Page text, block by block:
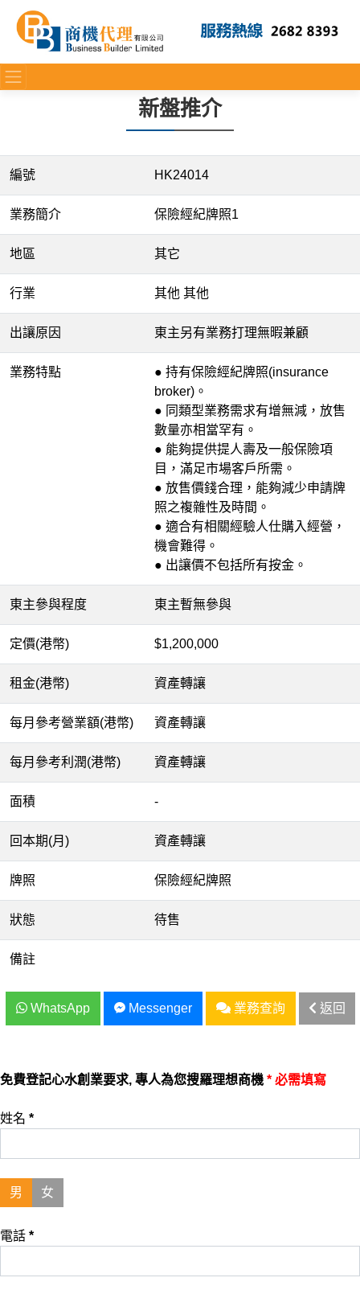
新盤推介
編號 HK24014
業務簡介 保險經紀牌照1
地區 其它
行業 其他 其他
出讓原因 東主另有業務打理無暇兼顧
業務特點
● 持有保險經紀牌照(insurance
broker)。
● 同類型業務需求有增無減，放售
數量亦相當罕有。
● 能夠提供提人壽及一般保險項
目，滿足市場客戶所需。
● 放售價錢合理，能夠減少申請牌
照之複雜性及時間。
● 適合有相關經驗人仕購入經營，
機會難得。
● 出讓價不包括所有按金。
東主參與程度 東主暫無參與
定價(港幣) $1,200,000
租金(港幣) 資產轉讓
每月參考營業額(港幣) 資產轉讓
每月參考利潤(港幣) 資產轉讓
面積 -
回本期(月) 資產轉讓
牌照 保險經紀牌照
狀態 待售
備註
WhatsApp Messenger 業務查詢 返回
免費登記心水創業要求, 專人為您搜羅理想商機 * 必需填寫
姓名 *
男 女
電話 *